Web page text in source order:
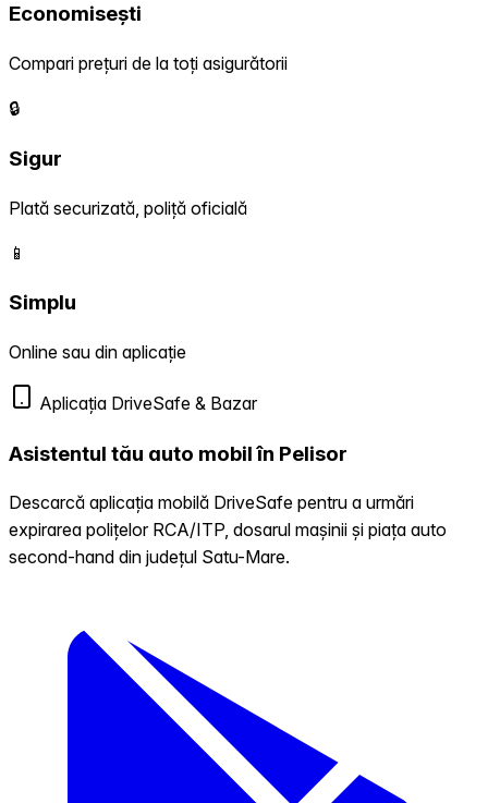
Economisești
Compari prețuri de la toți asigurătorii
🔒
Sigur
Plată securizată, poliță oficială
📱
Simplu
Online sau din aplicație
Aplicația DriveSafe & Bazar
Asistentul tău auto mobil în Pelisor
Descarcă aplicația mobilă DriveSafe pentru a urmări
expirarea polițelor RCA/ITP, dosarul mașinii și piața auto
second-hand din județul Satu-Mare.